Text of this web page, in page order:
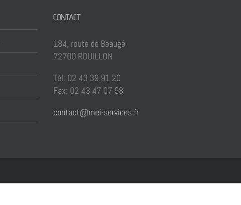
CONTACT
184, route de Beaugé
72700 ROUILLON
Tèl: 02 43 39 91 20
Fax: 02 43 47 07 98
contact@mei-services.fr